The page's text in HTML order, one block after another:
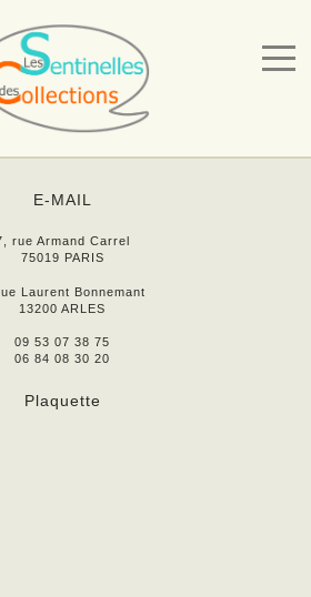
E-MAIL
rue Armand Carrel
75019 PARIS
Laurent Bonnemant
13200 ARLES
09 53 07 38 75
06 84 08 30 20
Plaquette